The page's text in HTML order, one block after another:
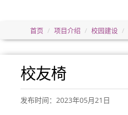
首页 项目介绍 校园建设
校友椅
发布时间：2023年05月21日